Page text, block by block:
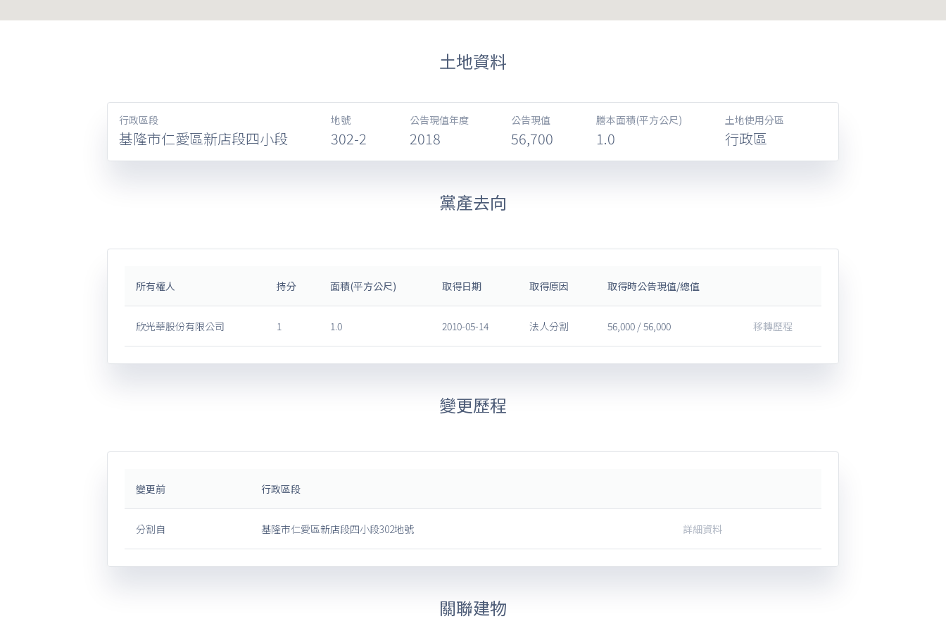
土地資料
行政區段
基隆市仁愛區新店段四小段
地號
302-2
公告現值年度
2018
公告現值
56,700
謄本面積(平方公尺)
1.0
土地使用分區
行政區
黨產去向
所有權人 持分 面積(平方公尺) 取得日期 取得原因 取得時公告現值/總值
欣光華股份有限公司 1 1.0 2010-05-14 法人分割 56,000 / 56,000 移轉歷程
變更歷程
變更前 行政區段
分割自 基隆市仁愛區新店段四小段302地號 詳細資料
關聯建物